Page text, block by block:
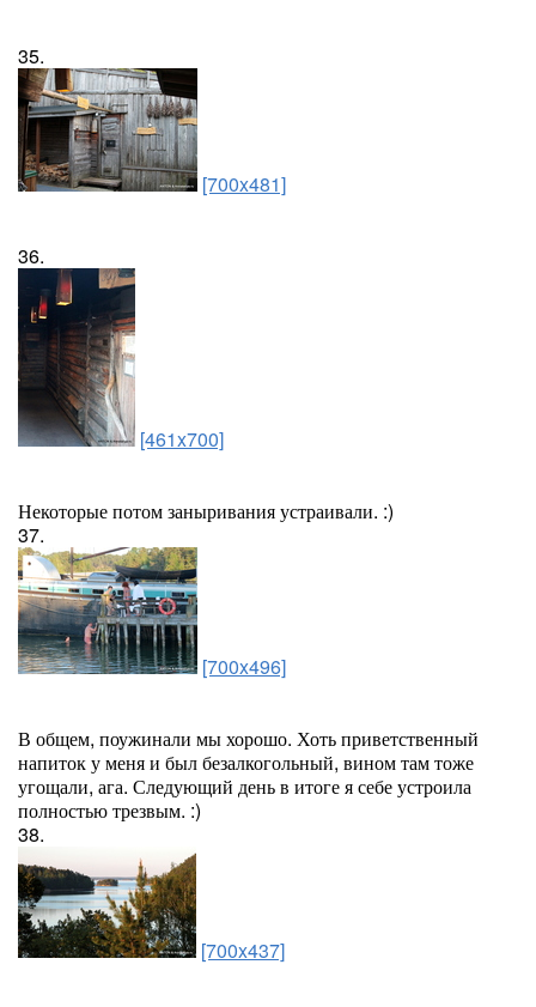
35.
[700x481]
36.
[461x700]
Некоторые потом заныривания устраивали. :)
37.
[700x496]
В общем, поужинали мы хорошо. Хоть приветственный
напиток у меня и был безалкогольный, вином там тоже
угощали, ага. Следующий день в итоге я себе устроила
полностью трезвым. :)
38.
[700x437]